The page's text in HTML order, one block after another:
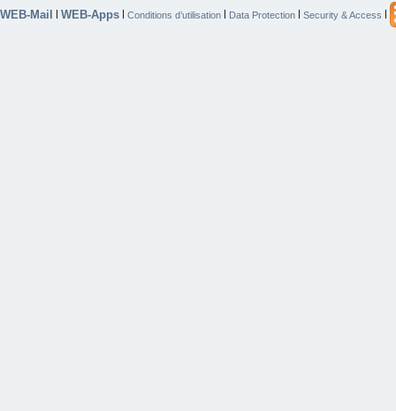
WEB-Mail | WEB-Apps | Conditions d’utilisation | Data Protection | Security & Access |